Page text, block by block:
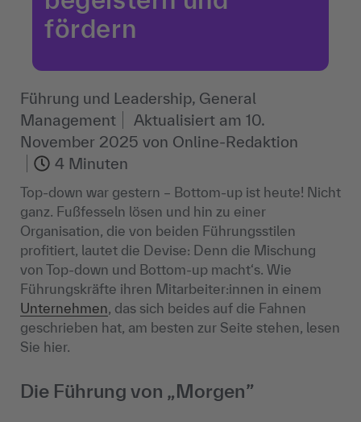
fördern
Führung und Leadership, General
Management
Aktualisiert am 10.
November 2025 von Online-Redaktion
4 Minuten
Top-down war gestern – Bottom-up ist heute! Nicht
ganz. Fußfesseln lösen und hin zu einer
Organisation, die von beiden Führungsstilen
profitiert, lautet die Devise: Denn die Mischung
von Top-down und Bottom-up macht‘s. Wie
Führungskräfte ihren Mitarbeiter:innen in einem
Unternehmen, das sich beides auf die Fahnen
geschrieben hat, am besten zur Seite stehen, lesen
Sie hier.
Die Führung von „Morgen”